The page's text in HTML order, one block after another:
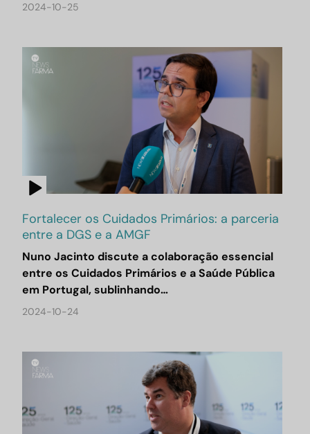
2024-10-25
Fortalecer os Cuidados Primários: a parceria
entre a DGS e a AMGF
Nuno Jacinto discute a colaboração essencial
entre os Cuidados Primários e a Saúde Pública
em Portugal, sublinhando…
2024-10-24